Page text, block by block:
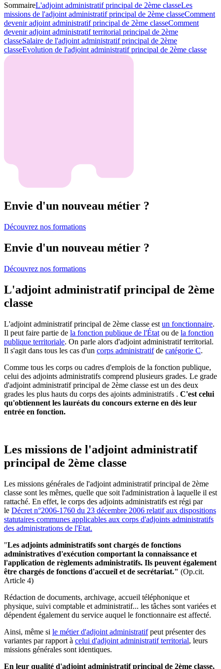
SommaireL'adjoint administratif principal de 2ème classeLes
missions de l'adjoint administratif principal de 2ème classeComment
devenir adjoint administratif principal de 2ème classeComment
devenir adjoint administratif territorial principal de 2ème
classeSalaire de l'adjoint administratif principal de 2ème
classeEvolution de l'adjoint administratif principal de 2ème classe
Envie d'un nouveau métier ?
Découvrez nos formations
Envie d'un nouveau métier ?
Découvrez nos formations
L'adjoint administratif principal de 2ème
classe
L'adjoint administratif principal de 2ème classe est un fonctionnaire.
Il peut faire partie de la fonction publique de l'État ou de la fonction
publique territoriale. On parle alors d'adjoint administratif territorial.
Il s'agit dans tous les cas d'un corps administratifde catégorie C.
Comme tous les corps ou cadres d'emplois de la fonction publique,
celui des adjoints administratifs comprend plusieurs grades. Le grade
d'adjoint administratif principal de 2ème classe est un des deux
grades les plus hauts du corps des ajoints administratifs . C'est celui
qu'obtiennent les lauréats du concours externe en dès leur
entrée en fonction.
Les missions de l'adjoint administratif
principal de 2ème classe
Les missions générales de l'adjoint administratif principal de 2ème
classe sont les mêmes, quelle que soit l'administration à laquelle il est
rattaché. En effet, le corps des adjoints administratifs est régi par
le Décret n°2006-1760 du 23 décembre 2006 relatif aux dispositions
statutaires communes applicables aux corps d'adjoints administratifs
des administrations de l'Etat.
"Les adjoints administratifs sont chargés de fonctions
administratives d'exécution comportant la connaissance et
l'application de règlements administratifs. Ils peuvent également
être chargés de fonctions d'accueil et de secrétariat." (Op.cit.
Article 4)
Rédaction de documents, archivage, accueil téléphonique et
physique, suivi comptable et administratif... les tâches sont variées et
dépendent également du service auquel le fonctionnaire est affecté.
Ainsi, même si le métier d'adjoint administratifpeut présenter des
variantes par rapport à celui d'adjoint administratif territorial, leurs
missions générales sont identiques.
En leur qualité d'adjoint administratif principal de 2ème classe,